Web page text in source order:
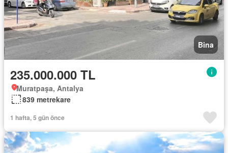
Bina
235.000.000 TL
Muratpaşa, Antalya
839 metrekare
1 hafta, 5 gün önce